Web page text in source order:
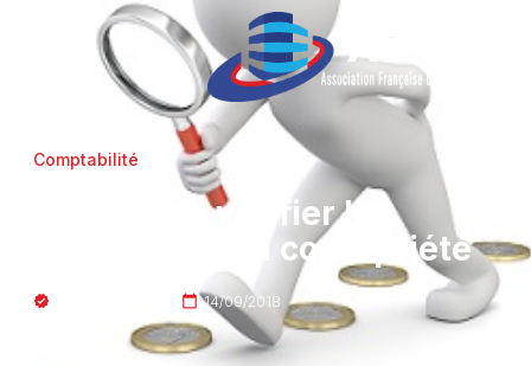
Comptabilité
Le droit de vérifier les
comptes de sa copropriété
14/09/2018